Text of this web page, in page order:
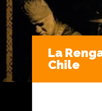
La
Chile